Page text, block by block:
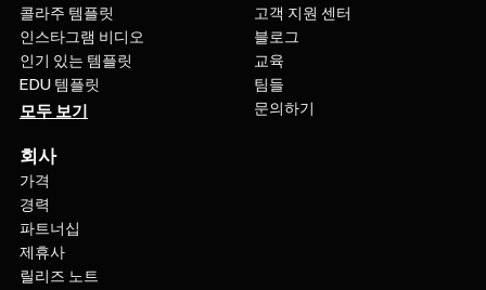
콜라주 템플릿
인스타그램 비디오
인기 있는 템플릿
EDU 템플릿
모두 보기
고객 지원 센터
블로그
교육
팀들
문의하기
회사
가격
경력
파트너십
제휴사
릴리즈 노트